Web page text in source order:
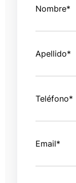
Nombre*
Apellido*
Teléfono*
Email*